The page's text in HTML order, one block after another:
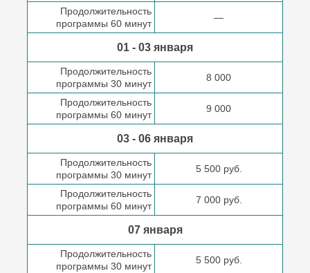
Продолжительность
программы 60 минут
—
01 - 03 января
Продолжительность
программы 30 минут
8 000
Продолжительность
программы 60 минут
9 000
03 - 06 января
Продолжительность
программы 30 минут
5 500 руб.
Продолжительность
программы 60 минут
7 000 руб.
07 января
Продолжительность
программы 30 минут
5 500 руб.